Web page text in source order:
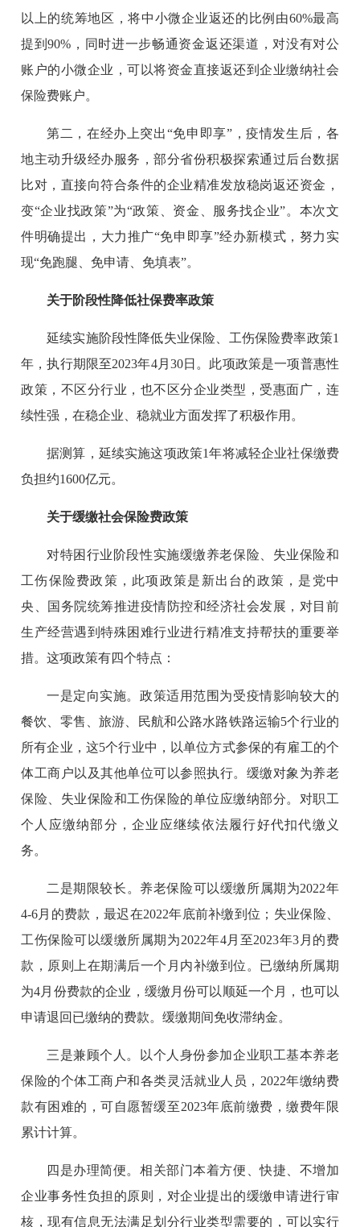
以上的统筹地区，将中小微企业返还的比例由60%最高
提到90%，同时进一步畅通资金返还渠道，对没有对公
账户的小微企业，可以将资金直接返还到企业缴纳社会
保险费账户。
第二，在经办上突出“免申即享”，疫情发生后，各
地主动升级经办服务，部分省份积极探索通过后台数据
比对，直接向符合条件的企业精准发放稳岗返还资金，
变“企业找政策”为“政策、资金、服务找企业”。本次文
件明确提出，大力推广“免申即享”经办新模式，努力实
现“免跑腿、免申请、免填表”。
关于阶段性降低社保费率政策
延续实施阶段性降低失业保险、工伤保险费率政策1
年，执行期限至2023年4月30日。此项政策是一项普惠性
政策，不区分行业，也不区分企业类型，受惠面广，连
续性强，在稳企业、稳就业方面发挥了积极作用。
据测算，延续实施这项政策1年将减轻企业社保缴费
负担约1600亿元。
关于缓缴社会保险费政策
对特困行业阶段性实施缓缴养老保险、失业保险和
工伤保险费政策，此项政策是新出台的政策，是党中
央、国务院统筹推进疫情防控和经济社会发展，对目前
生产经营遇到特殊困难行业进行精准支持帮扶的重要举
措。这项政策有四个特点：
一是定向实施。政策适用范围为受疫情影响较大的
餐饮、零售、旅游、民航和公路水路铁路运输5个行业的
所有企业，这5个行业中，以单位方式参保的有雇工的个
体工商户以及其他单位可以参照执行。缓缴对象为养老
保险、失业保险和工伤保险的单位应缴纳部分。对职工
个人应缴纳部分，企业应继续依法履行好代扣代缴义
务。
二是期限较长。养老保险可以缓缴所属期为2022年
4-6月的费款，最迟在2022年底前补缴到位；失业保险、
工伤保险可以缓缴所属期为2022年4月至2023年3月的费
款，原则上在期满后一个月内补缴到位。已缴纳所属期
为4月份费款的企业，缓缴月份可以顺延一个月，也可以
申请退回已缴纳的费款。缓缴期间免收滞纳金。
三是兼顾个人。以个人身份参加企业职工基本养老
保险的个体工商户和各类灵活就业人员，2022年缴纳费
款有困难的，可自愿暂缓至2023年底前缴费，缴费年限
累计计算。
四是办理简便。相关部门本着方便、快捷、不增加
企业事务性负担的原则，对企业提出的缓缴申请进行审
核，现有信息无法满足划分行业类型需要的，可以实行